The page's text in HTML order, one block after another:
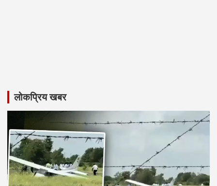
लोकप्रिय खबर